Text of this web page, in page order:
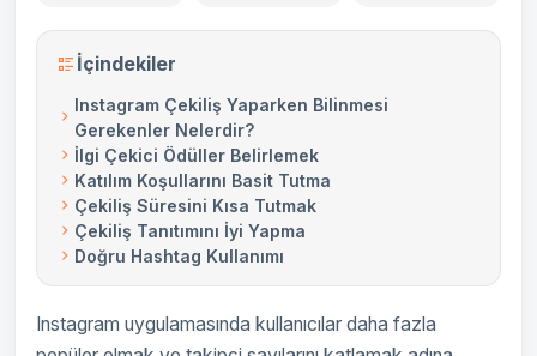
İçindekiler
Instagram Çekiliş Yaparken Bilinmesi
Gerekenler Nelerdir?
İlgi Çekici Ödüller Belirlemek
Katılım Koşullarını Basit Tutma
Çekiliş Süresini Kısa Tutmak
Çekiliş Tanıtımını İyi Yapma
Doğru Hashtag Kullanımı
Instagram uygulamasında kullanıcılar daha fazla